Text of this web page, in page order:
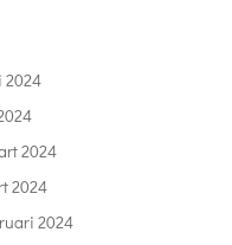
2024
2024
2024
2024